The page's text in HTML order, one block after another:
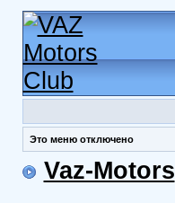
Это меню отключено
Vaz-Motors